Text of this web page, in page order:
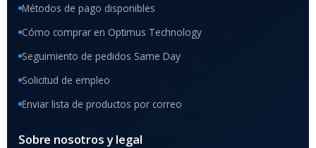
Métodos de pago disponibles
Cómo comprar en Optimus Technology
Seguimiento de pedidos Same Day
Solicitud de empleo
Enviar lista de productos por correo
Sobre nosotros y legal